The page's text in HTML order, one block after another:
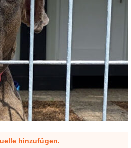
hinzufügen.